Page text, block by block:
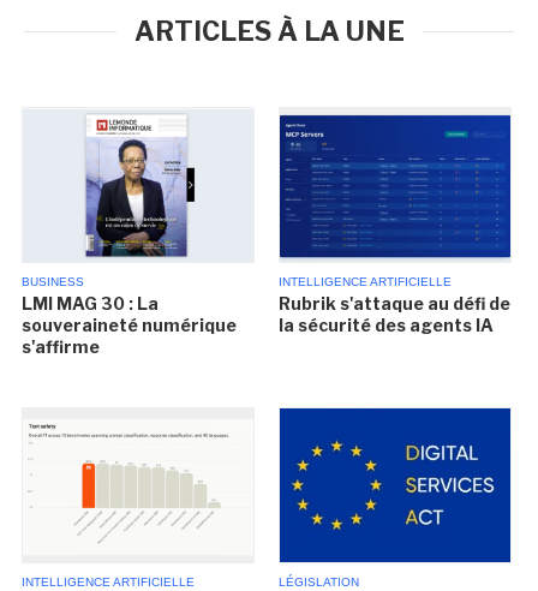
ARTICLES À LA UNE
BUSINESS
LMI MAG 30 : La
souveraineté numérique
s'affirme
INTELLIGENCE ARTIFICIELLE
Rubrik s'attaque au défi de
la sécurité des agents IA
INTELLIGENCE ARTIFICIELLE LÉGISLATION